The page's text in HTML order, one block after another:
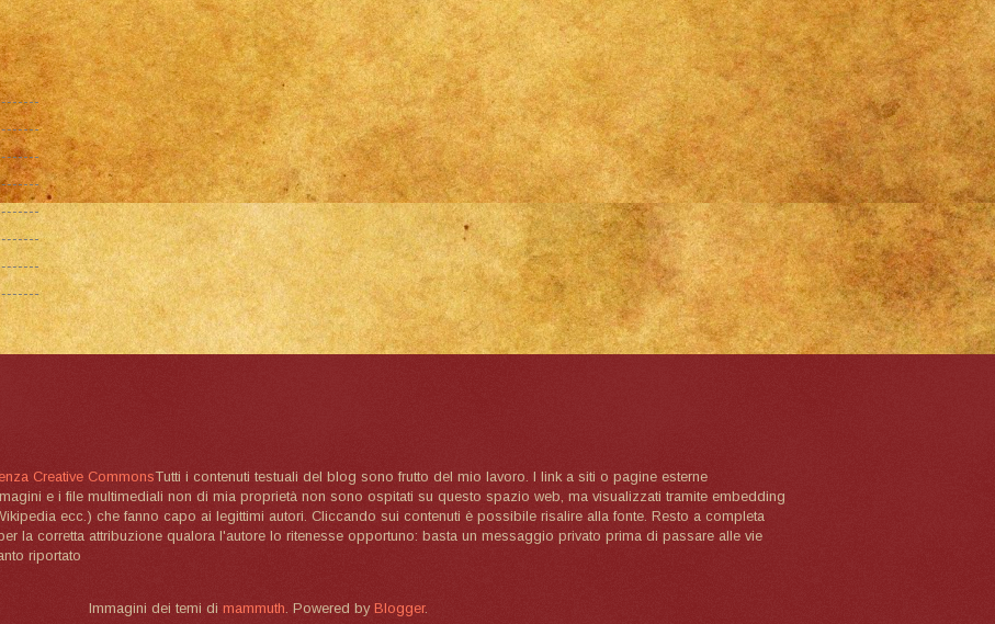
Creative CommonsTutti i contenuti testuali del blog sono frutto del mio lavoro. I link a siti o pagine esterne
e i file multimediali non di mia proprietà non sono ospitati su questo spazio web, ma visualizzati tramite embedding
ecc.) che fanno capo ai legittimi autori. Cliccando sui contenuti è possibile risalire alla fonte. Resto a completa
la corretta attribuzione qualora l'autore lo ritenesse opportuno: basta un messaggio privato prima di passare alle vie
riportato
Immagini dei temi di mammuth. Powered by Blogger.